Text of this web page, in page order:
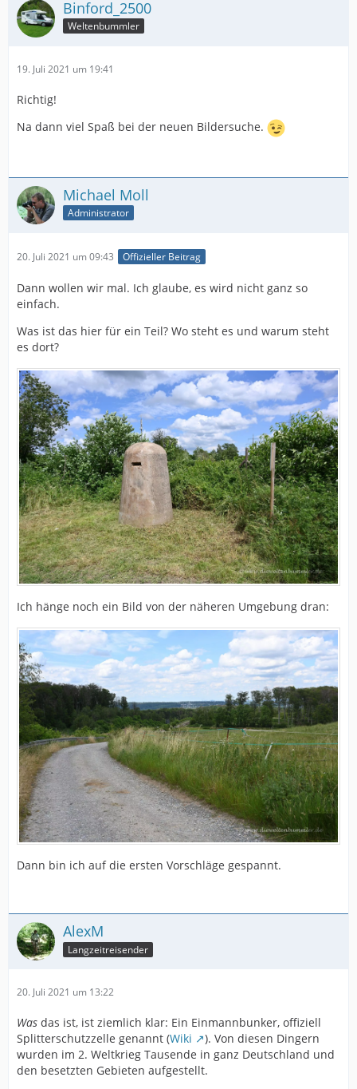
Binford_2500
Weltenbummler
19. Juli 2021 um 19:41
Richtig!
Na dann viel Spaß bei der neuen Bildersuche.
Michael Moll
Administrator
20. Juli 2021 um 09:43 Offizieller Beitrag
Dann wollen wir mal. Ich glaube, es wird nicht ganz so
einfach.
Was ist das hier für ein Teil? Wo steht es und warum steht
es dort?
Ich hänge noch ein Bild von der näheren Umgebung dran:
Dann bin ich auf die ersten Vorschläge gespannt.
AlexM
Langzeitreisender
20. Juli 2021 um 13:22
Was das ist, ist ziemlich klar: Ein Einmannbunker, offiziell
Splitterschutzzelle genannt (Wiki
). Von diesen Dingern
wurden im 2. Weltkrieg Tausende in ganz Deutschland und
den besetzten Gebieten aufgestellt.